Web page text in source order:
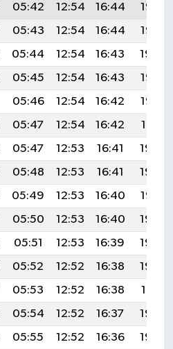
05:42 12:54 16:44
19:57
05:43 12:54 16:44
19:55
05:44 12:54 16:43
19:54
05:45 12:54 16:43
19:53
05:46 12:54 16:42
19:52
05:47 12:54 16:42
19:51
05:47 12:53 16:41
19:49
05:48 12:53 16:41
19:48
05:49 12:53 16:40
19:47
05:50 12:53 16:40
19:45
05:51 12:53 16:39
19:44
05:52 12:52 16:38
19:43
05:53 12:52 16:38
19:41
05:54 12:52 16:37
19:40
05:55 12:52 16:36
19:39